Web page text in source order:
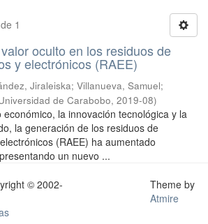
1
oculto en los residuos de
y electrónicos (RAEE)
Jiraleiska; Villanueva, Samuel;
de Carabobo, 2019-08)
económico, la innovación tecnológica y la
la generación de los residuos de
(RAEE) ha aumentado
un nuevo ...
© 2002-
Theme by
Atmire